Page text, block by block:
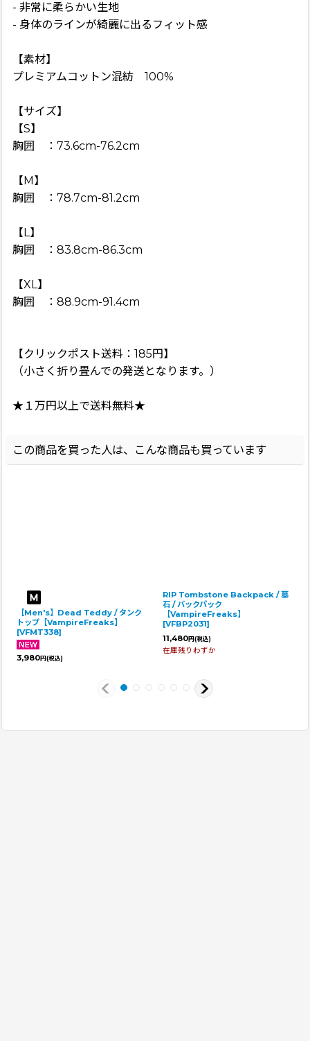
- 非常に柔らかい生地
- 身体のラインが綺麗に出るフィット感
【素材】
プレミアムコットン混紡 100%
【サイズ】
【S】
胸囲 ：73.6cm-76.2cm
【M】
胸囲 ：78.7cm-81.2cm
【L】
胸囲 ：83.8cm-86.3cm
【XL】
胸囲 ：88.9cm-91.4cm
【クリックポスト送料：185円】
（小さく折り畳んでの発送となります。）
★１万円以上で送料無料★
この商品を買った人は、こんな商品も買っています
【Men's】Dead Teddy / タンク
トップ【VampireFreaks】
[VFMT338]
3,980円 (税込)
RIP Tombstone Backpack / 墓
石 / バックパック
【VampireFreaks】
[VFBP2031]
11,480円 (税込)
在庫残りわずか